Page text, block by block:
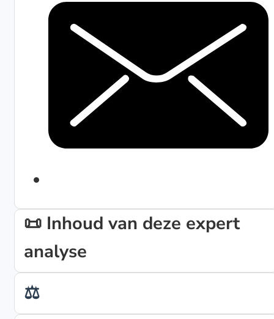
📜 Inhoud van deze expert
analyse
⚖️